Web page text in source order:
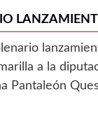
a la
Pantaleón